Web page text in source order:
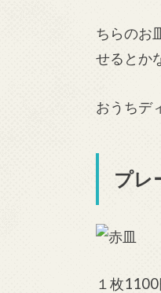
ちらのお
せるとか
おうちデ
プレ
１枚1100